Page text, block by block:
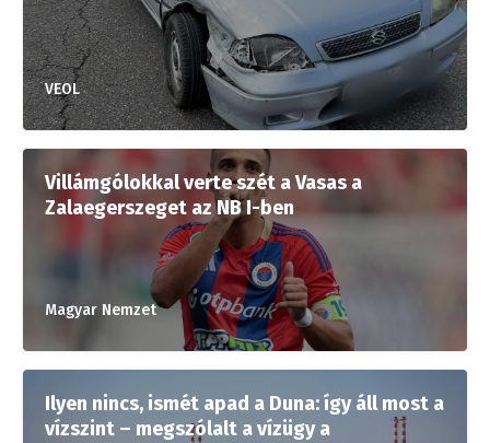
VEOL
Villámgólokkal verte szét a Vasas a
Zalaegerszeget az NB I-ben
Magyar Nemzet
Ilyen nincs, ismét apad a Duna: így áll most a
vízszint – megszólalt a vízügy a